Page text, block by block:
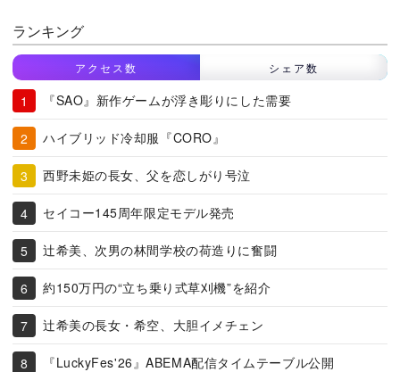
ランキング
アクセス数 シェア数
『SAO』新作ゲームが浮き彫りにした需要
ハイブリッド冷却服『CORO』
西野未姫の長女、父を恋しがり号泣
セイコー145周年限定モデル発売
辻希美、次男の林間学校の荷造りに奮闘
約150万円の“立ち乗り式草刈機”を紹介
辻希美の長女・希空、大胆イメチェン
『LuckyFes'26』ABEMA配信タイムテーブル公開